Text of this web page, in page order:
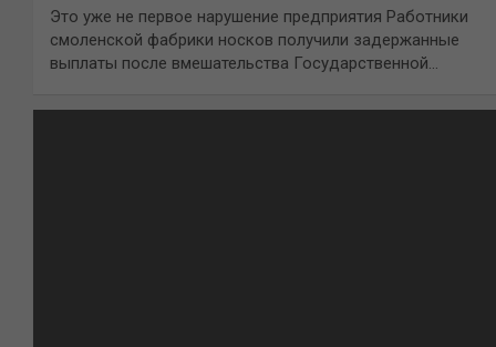
Это уже не первое нарушение предприятия Работники
смоленской фабрики носков получили задержанные
выплаты после вмешательства Государственной…